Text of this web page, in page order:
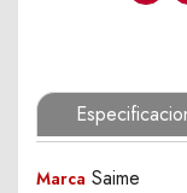
Marca Saime